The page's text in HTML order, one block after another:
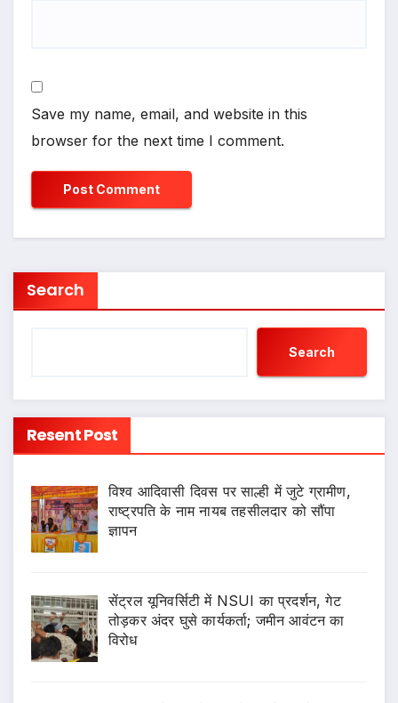
Save my name, email, and website in this
browser for the next time I comment.
Search
Search
Resent Post
विश्व आदिवासी दिवस पर साल्ही में जुटे ग्रामीण,
राष्ट्रपति के नाम नायब तहसीलदार को सौंपा
ज्ञापन
सेंट्रल यूनिवर्सिटी में NSUI का प्रदर्शन, गेट
तोड़कर अंदर घुसे कार्यकर्ता; जमीन आवंटन का
विरोध